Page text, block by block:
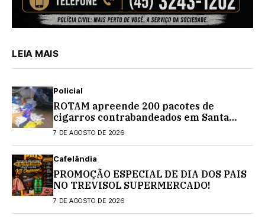
LEIA MAIS
Policial
ROTAM apreende 200 pacotes de
cigarros contrabandeados em Santa
Tereza do Oeste
7 DE AGOSTO DE 2026
Cafelândia
PROMOÇÃO ESPECIAL DE DIA DOS PAIS
NO TREVISOL SUPERMERCADO!
7 DE AGOSTO DE 2026